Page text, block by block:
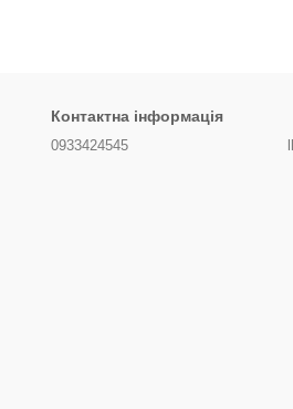
Контактна інформація
0933424545